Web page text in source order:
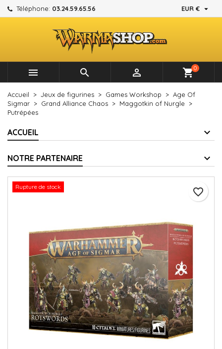
Téléphone: 03.24.59.65.56 EUR € 
   shopping_cart0
Accueil Jeux de figurines Games Workshop
Age Of
Sigmar
Grand Alliance Chaos
Maggotkin of Nurgle
Putrépées
ACCUEIL
NOTRE PARTENAIRE
Rupture de stock favorite_border
Mes listes d'envies ×
Créer une nouvelle liste
Créer une liste d'envies ×
Nom de la liste d'envies
Annuler Créer une liste d'envies
Connexion ×
Vous devez être connecté pour ajouter des produits à
votre liste d'envies.